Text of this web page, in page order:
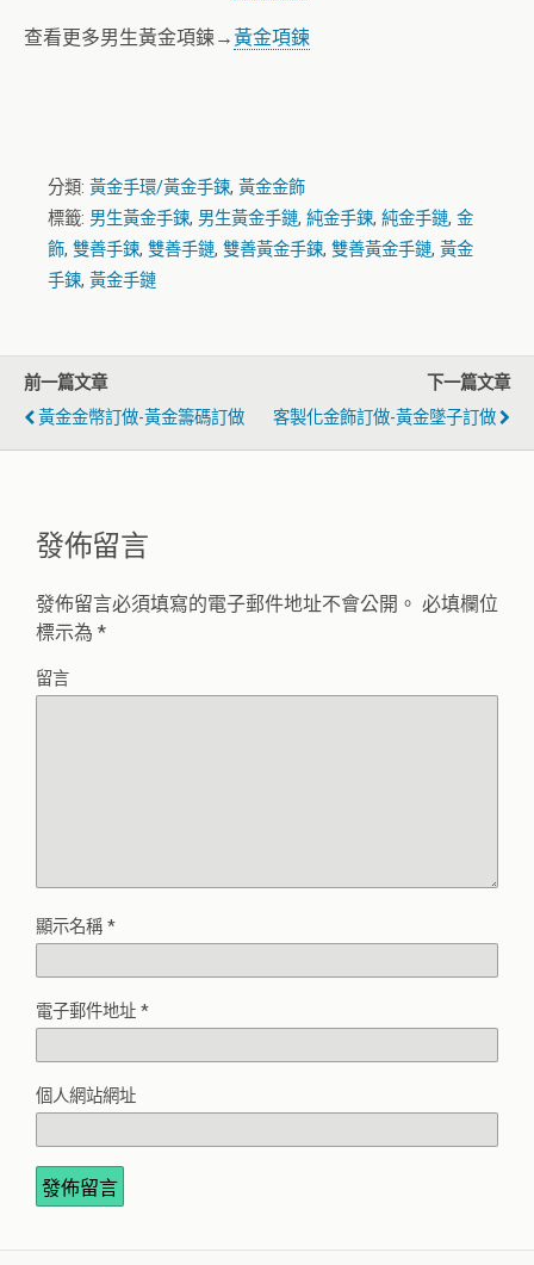
查看更多男生黃金項鍊→黃金項鍊
分類: 黃金手環/黃金手鍊, 黃金金飾
標籤: 男生黃金手鍊, 男生黃金手鏈, 純金手鍊, 純金手鏈, 金
飾, 雙善手鍊, 雙善手鏈, 雙善黃金手鍊, 雙善黃金手鏈, 黃金
手鍊, 黃金手鏈
前一篇文章
黃金金幣訂做-黃金籌碼訂做
下一篇文章
客製化金飾訂做-黃金墜子訂做
發佈留言
發佈留言必須填寫的電子郵件地址不會公開。 必填欄位
標示為 *
留言
顯示名稱 *
電子郵件地址 *
個人網站網址